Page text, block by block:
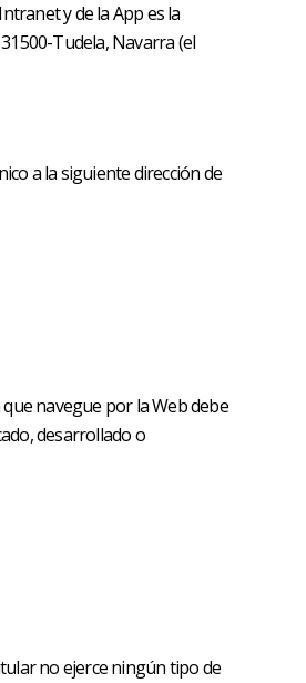
y de la App es la
Tudela, Navarra (el
a la siguiente dirección de
navegue por la Web debe
desarrollado o
no ejerce ningún tipo de